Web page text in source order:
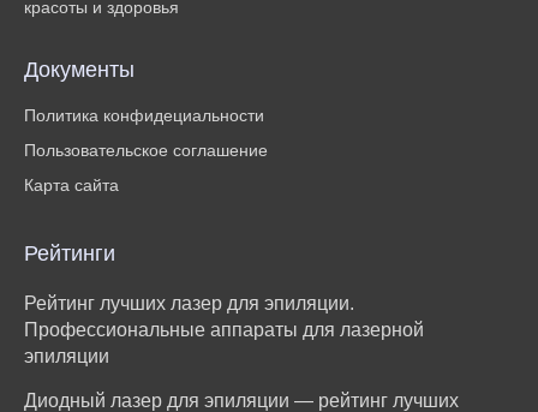
красоты и здоровья
Документы
Политика конфидециальности
Пользовательское соглашение
Карта сайта
Рейтинги
Рейтинг лучших лазер для эпиляции.
Профессиональные аппараты для лазерной
эпиляции
Диодный лазер для эпиляции — рейтинг лучших